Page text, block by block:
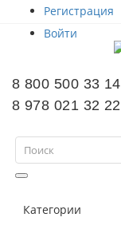
Регистрация
Войти
8 800 500 33 14
8 978 021 32 22
Категории